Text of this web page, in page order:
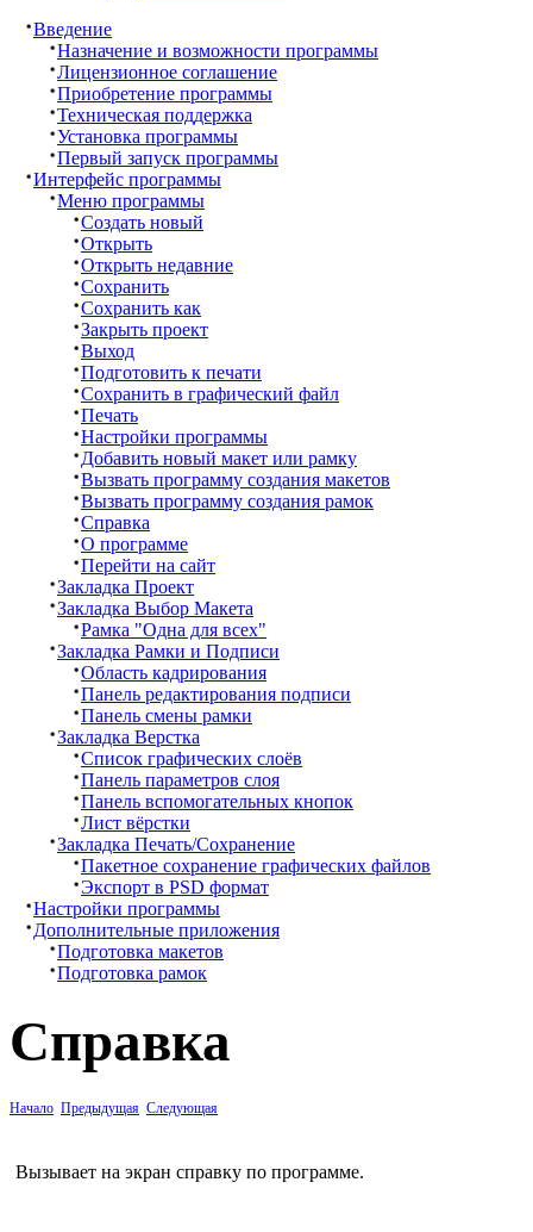
Введение
Назначение и возможности программы
Лицензионное соглашение
Приобретение программы
Техническая поддержка
Установка программы
Первый запуск программы
Интерфейс программы
Меню программы
Создать новый
Открыть
Открыть недавние
Сохранить
Сохранить как
Закрыть проект
Выход
Подготовить к печати
Сохранить в графический файл
Печать
Настройки программы
Добавить новый макет или рамку
Вызвать программу создания макетов
Вызвать программу создания рамок
Справка
О программе
Перейти на сайт
Закладка Проект
Закладка Выбор Макета
Рамка "Одна для всех"
Закладка Рамки и Подписи
Область кадрирования
Панель редактирования подписи
Панель смены рамки
Закладка Верстка
Список графических слоёв
Панель параметров слоя
Панель вспомогательных кнопок
Лист вёрстки
Закладка Печать/Сохранение
Пакетное сохранение графических файлов
Экспорт в PSD формат
Наcтройки программы
Дополнительные приложения
Подготовка макетов
Подготовка рамок
Справка
Начало Предыдущая Следующая
Вызывает на экран справку по программе.